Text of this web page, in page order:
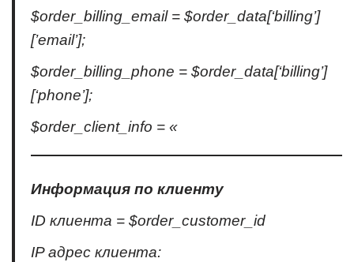
$order_billing_email = $order_data[‘billing’]
[’email’];
$order_billing_phone = $order_data[‘billing’]
[‘phone’];
$order_client_info = «
Информация по клиенту
ID клиента = $order_customer_id
IP адрес клиента: